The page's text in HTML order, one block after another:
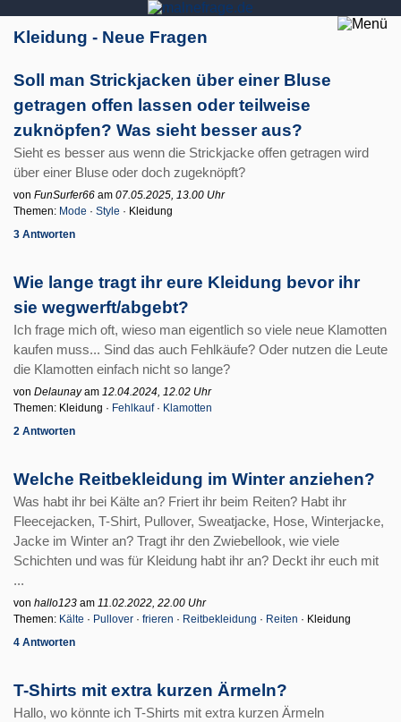
Kleidung - Neue Fragen
Soll man Strickjacken über einer Bluse
getragen offen lassen oder teilweise
zuknöpfen? Was sieht besser aus?
Sieht es besser aus wenn die Strickjacke offen getragen wird
über einer Bluse oder doch zugeknöpft?
von FunSurfer66 am 07.05.2025, 13.00 Uhr
Themen: Mode · Style · Kleidung
3 Antworten
Wie lange tragt ihr eure Kleidung bevor ihr
sie wegwerft/abgebt?
Ich frage mich oft, wieso man eigentlich so viele neue Klamotten
kaufen muss... Sind das auch Fehlkäufe? Oder nutzen die Leute
die Klamotten einfach nicht so lange?
von Delaunayam 12.04.2024, 12.02 Uhr
Themen: Kleidung · Fehlkauf· Klamotten
2 Antworten
Welche Reitbekleidung im Winter anziehen?
Was habt ihr bei Kälte an? Friert ihr beim Reiten? Habt ihr
Fleecejacken, T-Shirt, Pullover, Sweatjacke, Hose, Winterjacke,
Jacke im Winter an? Tragt ihr den Zwiebellook, wie viele
Schichten und was für Kleidung habt ihr an? Deckt ihr euch mit
...
von hallo123 am 11.02.2022, 22.00 Uhr
Themen: Kälte · Pullover · frieren · Reitbekleidung · Reiten · Kleidung
4 Antworten
T-Shirts mit extra kurzen Ärmeln?
Hallo, wo könnte ich T-Shirts mit extra kurzen Ärmeln